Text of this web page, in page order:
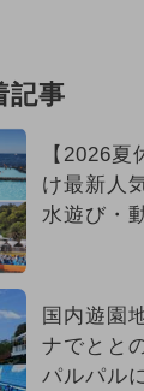
記事
【2026
け最新人
水遊び・
国内遊園
ナでとと
パルパル